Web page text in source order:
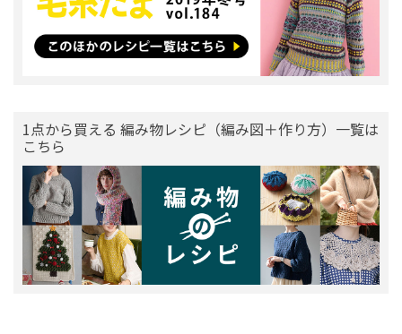
1点から買える 編み物レシピ（編み図＋作り方）一覧は
こちら